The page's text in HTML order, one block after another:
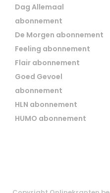
Dag Allemaal
abonnement
De Morgen abonnement
Feeling abonnement
Flair abonnement
Goed Gevoel
abonnement
HLN abonnement
HUMO abonnement